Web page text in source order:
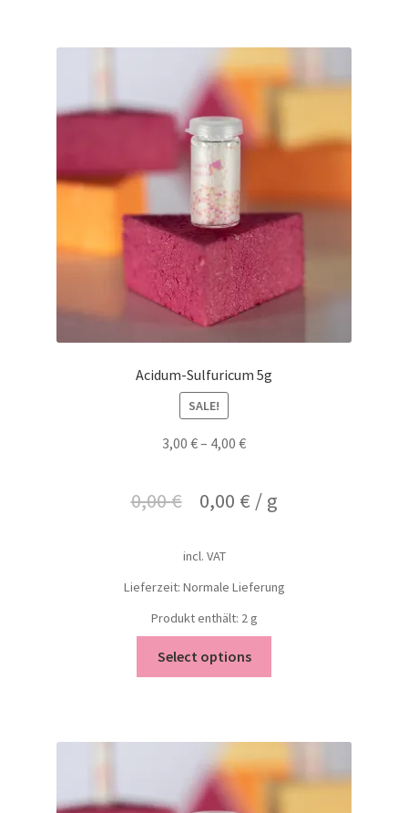
Acidum-Sulfuricum 5g
SALE!
3,00 €– 4,00 €
0,00€ 0,00 € / g
incl. VAT
Lieferzeit: Normale Lieferung
Produkt enthält: 2g
Select options